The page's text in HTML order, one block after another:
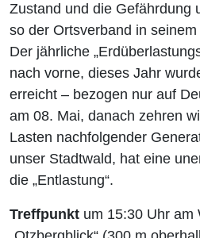
Zustand und die Gefährdung
so der Ortsverband in
Der jährliche
nach vorne, dieses Jahr
erreicht – bezogen nur auf
am 08. Mai, danach zehren
Lasten nachfolgender
unser Stadtwald, hat eine
die „Entlastung“.
Treffpunkt um 15:30 Uhr am